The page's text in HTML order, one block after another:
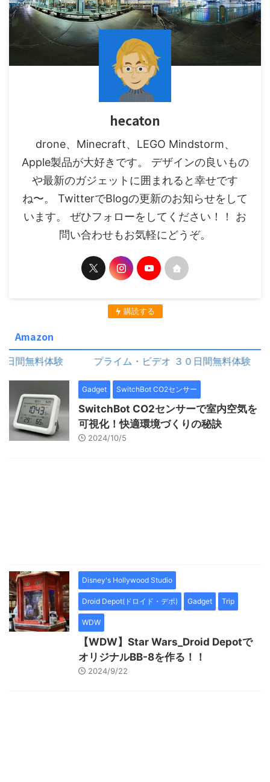
hecaton
drone、Minecraft、LEGO Mindstorm、
Apple製品が大好きです。 デザインの良いもの
や最新のガジェットに囲まれると幸せです
ね〜。 TwitterでBlogの更新のお知らせをして
います。 ぜひフォローをしてください！！ お
問い合わせもお気軽にどうぞ。
購読する
Amazon
無料体験 プライム・ビデオ ３０日間無料体験
Gadget SwitchBot CO2センサー
SwitchBot CO2センサーで室内空気を
可視化！快適環境づくりの秘訣
2024/10/5
Disney's Hollywood Studio
Droid Depot(ドロイド・デポ) Gadget Trip
WDW
【WDW】Star Wars_Droid Depotで
オリジナルBB-8を作る！！
2024/9/22